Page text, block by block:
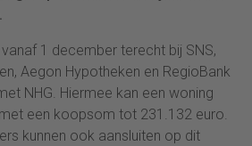
1 december terecht bij SNS,
Aegon Hypotheken en RegioBank
NHG. Hiermee kan een woning
een koopsom tot 231.132 euro.
kunnen ook aansluiten op dit